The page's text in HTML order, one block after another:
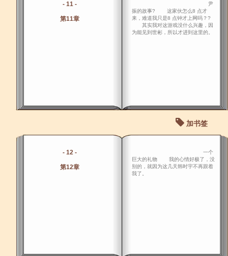
- 11 -
第11章
尹
振的故事? 这家伙怎么8 点才
来，难道我只是8 点钟才上网吗？?
其实我对这游戏没什么兴趣，因
为能见到世彬，所以才进到这里的。
加书签
- 12 -
第12章
一个
巨大的礼物 我的心情好极了，没
别的，就因为这几天韩时宇不再跟着
我了。